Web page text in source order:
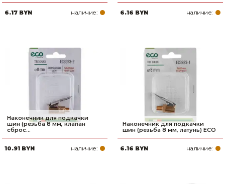
6.17 BYN наличие: 6.16 BYN наличие:
Наконечник для подкачки
шин (резьба 8 мм, клапан
сброс...
10.91 BYN наличие:
Наконечник для подкачки
шин (резьба 8 мм, латунь) ECO
6.16 BYN наличие: